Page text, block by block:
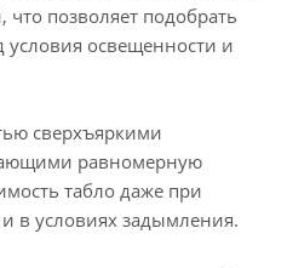
позволяет подобрать
освещенности и
сверхъяркими
равномерную
табло даже при
в условиях задымления.